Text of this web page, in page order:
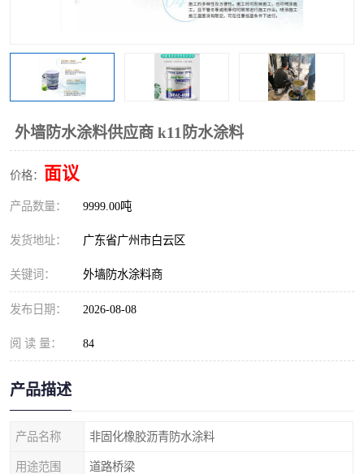
外墙防水涂料供应商 k11防水涂料
价格： 面议
产品数量： 9999.00吨
发货地址： 广东省广州市白云区
关键词： 外墙防水涂料商
发布日期： 2026-08-08
阅 读 量： 84
产品描述
产品名称 非固化橡胶沥青防水涂料
用途范围 道路桥梁